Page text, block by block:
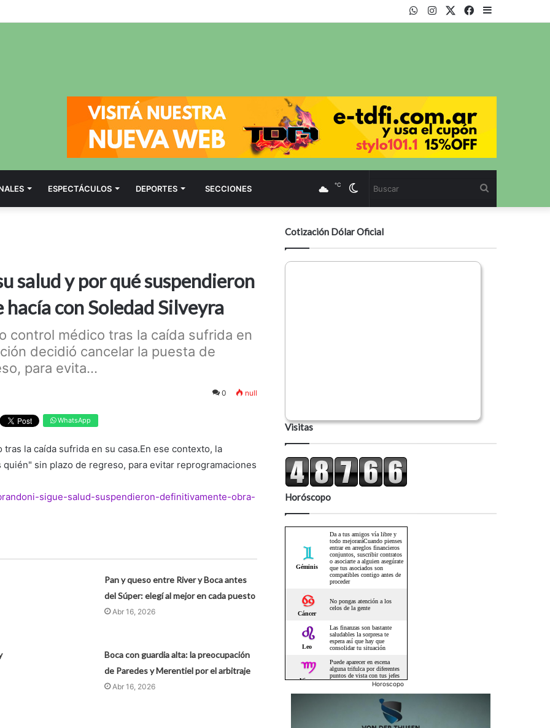
Facebook
Twitter
Instagram
WhatsApp
ESPECTÁCULOS DEPORTES SECCIONES Cambiar
modo
℃
salud y por qué suspendieron
con Soledad Silveyra
control médico tras la caída sufrida en
decidió cancelar la puesta de
para evita...
0 null
WhatsApp
la caída sufrida en su casa.En ese contexto, la
sin plazo de regreso, para evitar reprogramaciones
sigue-salud-suspendieron-definitivamente-obra-
Pan y queso entre River y Boca antes
del Súper: elegí al mejor en cada puesto
Abr 16, 2026
Boca con guardia alta: la preocupación
de Paredes y Merentiel por el arbitraje
Abr 16, 2026
Cotización Dólar Oficial
Visitas
Horóscopo
Horoscopo